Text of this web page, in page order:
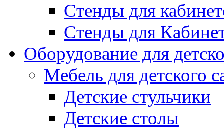
Стенды для
Стенды для
Оборудование для
Мебель для детского
Детские стульчики
Детские столы